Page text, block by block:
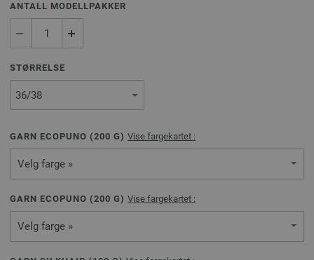
ANTALL MODELLPAKKER
STØRRELSE
GARN ECOPUNO (200 G) Vise fargekartet :
Velg farge »
GARN ECOPUNO (200 G) Vise fargekartet :
Velg farge »